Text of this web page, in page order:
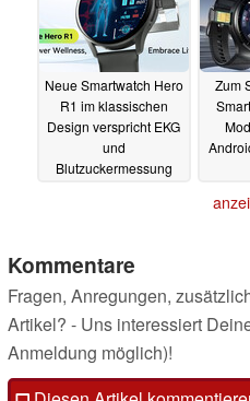
Neue Smartwatch Hero
R1 im klassischen
Design verspricht EKG
und
Blutzuckermessung
Zum
Kommentare
Fragen, Anregungen,
Artikel? - Uns interessiert
Anmeldung möglich)!